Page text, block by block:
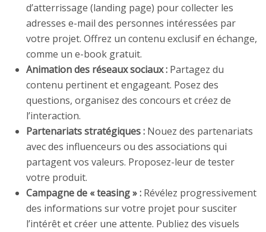
d’atterrissage (landing page) pour collecter les
adresses e-mail des personnes intéressées par
votre projet. Offrez un contenu exclusif en échange,
comme un e-book gratuit.
Animation des réseaux sociaux : Partagez du
contenu pertinent et engageant. Posez des
questions, organisez des concours et créez de
l’interaction.
Partenariats stratégiques : Nouez des partenariats
avec des influenceurs ou des associations qui
partagent vos valeurs. Proposez-leur de tester
votre produit.
Campagne de « teasing » : Révélez progressivement
des informations sur votre projet pour susciter
l’intérêt et créer une attente. Publiez des visuels